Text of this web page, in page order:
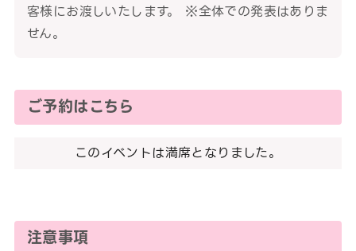
客様にお渡しいたします。 ※全体での発表はありま
せん。
ご予約はこちら
このイベントは満席となりました。
注意事項